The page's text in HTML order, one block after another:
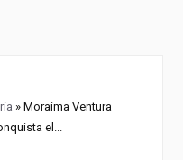
» Moraima Ventura
el...